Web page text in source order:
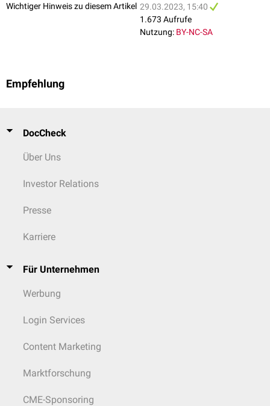
Wichtiger Hinweis zu diesem Artikel 29.03.2023, 15:40
1.673 Aufrufe
Nutzung: BY-NC-SA
Empfehlung
DocCheck
Über Uns
Investor Relations
Presse
Karriere
Für Unternehmen
Werbung
Login Services
Content Marketing
Marktforschung
CME-Sponsoring